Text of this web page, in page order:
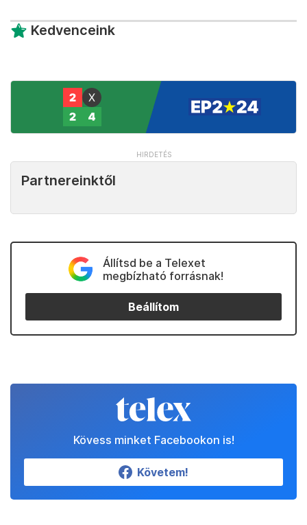
Kedvenceink
Partnereinktől
Állítsd be a Telexet
megbízható forrásnak!
Beállítom
Kövess minket Facebookon is!
Követem!